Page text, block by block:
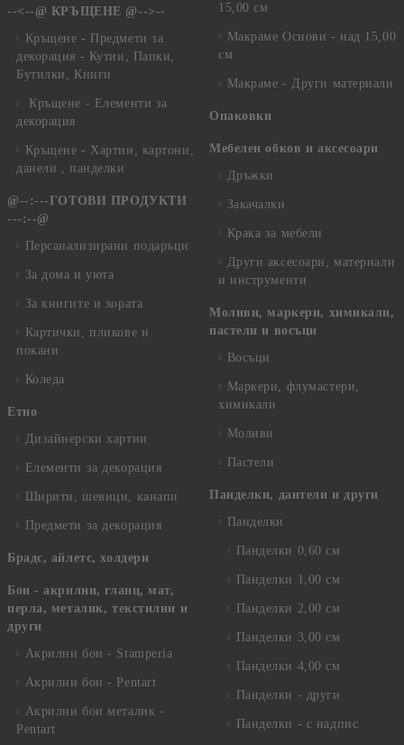
--<--@ КРЪЩЕНЕ @-->--
Кръщене - Предмети за
декорация - Кутии, Папки,
Бутилки, Книги
Кръщене - Елементи за
декорация
Кръщене - Хартии, картони,
данели , панделки
@--:---ГОТОВИ ПРОДУКТИ
---:--@
Персанализирани подаръци
За дома и уюта
За книгите и хората
Картички, пликове и
покани
Коледа
Етно
Дизайнерски хартии
Елементи за декорация
Ширити, шевици, канапи
Предмети за декорация
Брадс, айлетс, холдери
Бои - акрилни, гланц, мат,
перла, металик, текстилни и
други
Акрилни бои - Stamperia
Акрилни бои - Pentart
Акрилни бои металик -
Pentart
15,00 см
Макраме Основи - над 15,00
см
Макраме - Други материали
Опаковки
Мебелен обков и аксесоари
Дръжки
Закачалки
Крака за мебели
Други аксесоари, материали
и инструменти
Моливи, маркери, химикали,
пастели и восъци
Восъци
Маркери, флумастери,
химикали
Моливи
Пастели
Панделки, дантели и други
Панделки
Панделки 0,60 см
Панделки 1,00 см
Панделки 2,00 см
Панделки 3,00 см
Панделки 4,00 см
Панделки - други
Панделки - с надпис